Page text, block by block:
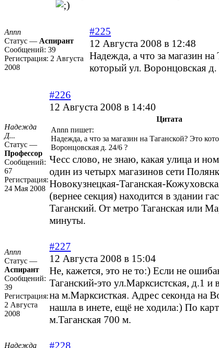
Annn
Статус — Аспирант
Сообщений: 39
Регистрация: 2 Августа
2008
#225
12 Августа 2008 в 12:48
Надежда, а что за магазин на
который ул. Воронцовская д.
Надежда
Д...
Статус —
Профессор
Сообщений:
67
Регистрация:
24 Мая 2008
#226
12 Августа 2008 в 14:40
Цитата
Annn пишет:
Надежда, а что за магазин на Таганской? Это
Воронцовская д. 24/6 ?
Чесс слово, не знаю, какая улица и
один из четырх магазинов сети
Новокузнецкая-Таганская-
(вернее секция) находится в здании
Таганский. От метро Таганская или
минуты.
Annn
Статус —
Аспирант
Сообщений:
39
Регистрация:
2 Августа
2008
#227
12 Августа 2008 в 15:04
Не, кажется, это не то:) Если не
Таганский-это ул.Марксистская, д.1
на м.Марксисткая. Адрес секонда на
нашла в инете, ещё не ходила:) По
м.Таганская 700 м.
Надежда #228